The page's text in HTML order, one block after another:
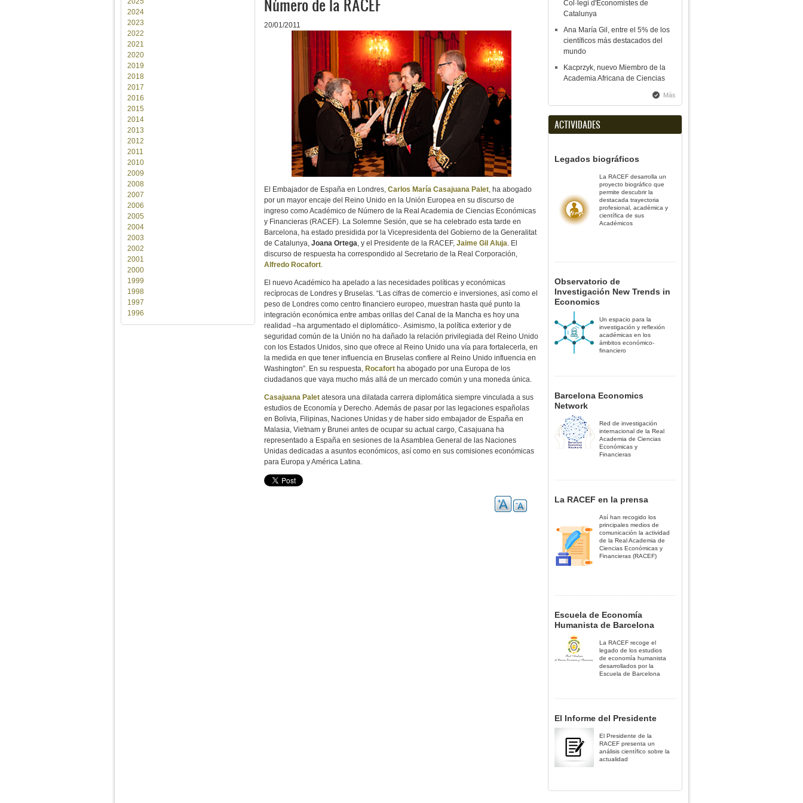
Número de la RACEF
20/01/2011
El Embajador de España en Londres, Carlos María Casajuana Palet , ha abogado
por un mayor encaje del Reino Unido en la Unión Europea en su discurso de
ingreso como Académico de Número de la Real Academia de Ciencias Económicas
y Financieras (RACEF). La Solemne Sesión, que se ha celebrado esta tarde en
Barcelona, ha estado presidida por la Vicepresidenta del Gobierno de la Generalitat
de Catalunya, Joana Ortega , y el Presidente de la RACEF, Jaime Gil Aluja . El
discurso de respuesta ha correspondido al Secretario de la Real Corporación,
Alfredo Rocafort
El nuevo Académico ha apelado a las necesidades políticas y económicas
recíprocas de Londres y Bruselas. “Las cifras de comercio e inversiones, así como el
peso de Londres como centro financiero europeo, muestran hasta qué punto la
integración económica entre ambas orillas del Canal de la Mancha es hoy una
realidad –ha argumentado el diplomático-. Asimismo, la política exterior y de
seguridad común de la Unión no ha dañado la relación privilegiada del Reino Unido
con los Estados Unidos, sino que ofrece al Reino Unido una vía para fortalecerla, en
la medida en que tener influencia en Bruselas confiere al Reino Unido influencia en
Washington”. En su respuesta, Rocafort ha abogado por una Europa de los
ciudadanos que vaya mucho más allá de un mercado común y una moneda única.
Casajuana Palet atesora una dilatada carrera diplomática siempre vinculada a sus
estudios de Economía y Derecho. Además de pasar por las legaciones españolas
en Bolivia, Filipinas, Naciones Unidas y de haber sido embajador de España en
Malasia, Vietnam y Brunei antes de ocupar su actual cargo, Casajuana ha
representado a España en sesiones de la Asamblea General de las Naciones
Unidas dedicadas a asuntos económicos, así como en sus comisiones económicas
para Europa y América Latina.
2024
2023
2022
2021
2020
2019
2018
2017
2016
2015
2014
2013
2012
2011
2010
2009
2008
2007
2006
2005
2004
2003
2002
2001
2000
1999
1998
1997
1996
Col·legi d'Economistes de
Catalunya
Ana María Gil, entre el 5% de los
científicos más destacados del
mundo
Kacprzyk, nuevo Miembro de la
Academia Africana de Ciencias
Más
ACTIVIDADES
Legados biográficos
La RACEF desarrolla un
proyecto biográfico que
permite descubrir la
destacada trayectoria
profesional, académica y
científica de sus
Académicos
Observatorio de
Investigación New Trends in
Economics
Un espacio para la
investigación y reflexión
académicas en los
ámbitos económico-
financiero
Barcelona Economics
Network
Red de investigación
internacional de la Real
Academia de Ciencias
Económicas y
Financieras
La RACEF en la prensa
Así han recogido los
principales medios de
comunicación la actividad
de la Real Academia de
Ciencias Económicas y
Financieras (RACEF)
Escuela de Economía
Humanista de Barcelona
La RACEF recoge el
legado de los estudios
de economía humanista
desarrollados por la
Escuela de Barcelona
El Informe del Presidente
El Presidente de la
RACEF presenta un
análisis científico sobre la
actualidad